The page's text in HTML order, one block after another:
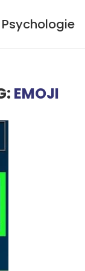
Psychologie
EMOJI